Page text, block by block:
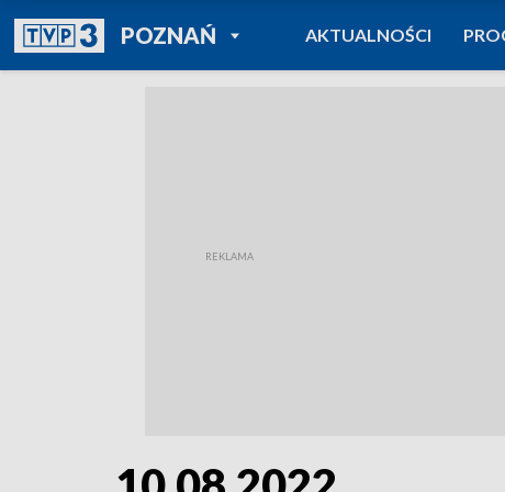
POZNAŃPOWRÓT DO
TVP REGIONY
AKTUALNOŚCI